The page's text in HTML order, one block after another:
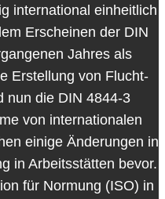
international einheitlich
Erscheinen der DIN
Jahres als
Erstellung von Flucht-
nun die DIN 4844-3
von internationalen
einige Änderungen in
in Arbeitsstätten bevor.
für Normung (ISO) in